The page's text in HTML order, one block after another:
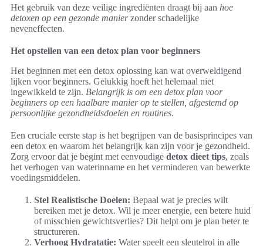
Het gebruik van deze veilige ingrediënten draagt bij aan hoe
detoxen op een gezonde manierzonder schadelijke
neveneffecten.
Het opstellen van een detox plan voor beginners
Het beginnen met een detox oplossing kan wat overweldigend
lijken voor beginners. Gelukkig hoeft het helemaal niet
ingewikkeld te zijn. Belangrijk is om een detox plan voor
beginners op een haalbare manier op te stellen, afgestemd op
persoonlijke gezondheidsdoelen en routines.
Een cruciale eerste stap is het begrijpen van de basisprincipes van
een detox en waarom het belangrijk kan zijn voor je gezondheid.
Zorg ervoor dat je begint met eenvoudige detox dieet tips, zoals
het verhogen van waterinname en het verminderen van bewerkte
voedingsmiddelen.
Stel Realistische Doelen: Bepaal wat je precies wilt
bereiken met je detox. Wil je meer energie, een betere huid
of misschien gewichtsverlies? Dit helpt om je plan beter te
structureren.
Verhoog Hydratatie: Water speelt een sleutelrol in alle